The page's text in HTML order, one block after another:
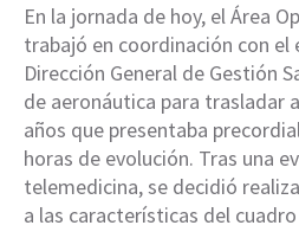
En la jornada de hoy, el Área
trabajó en coordinación con el
Dirección General de Gestión
de aeronáutica para trasladar
años que presentaba
horas de evolución. Tras una
telemedicina, se decidió
a las características del